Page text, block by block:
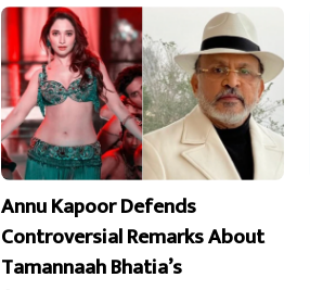
Annu Kapoor Defends
Controversial Remarks About
Tamannaah Bhatia’s